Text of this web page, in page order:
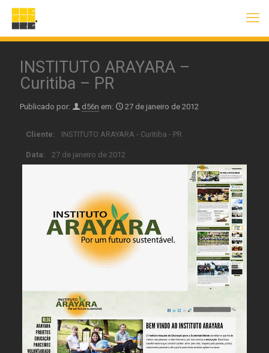
INSTITUTO ARAYARA –
Curitiba – PR
Publicado por: d56n em: 27 de janeiro de 2012
Cliente: INSTITUTO ARAYARA - Curitiba - PR
Data: 27 de janeiro de 2012